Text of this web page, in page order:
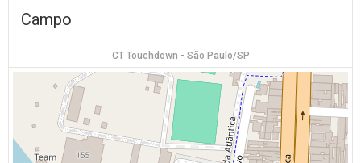
Campo
CT Touchdown - São Paulo/SP